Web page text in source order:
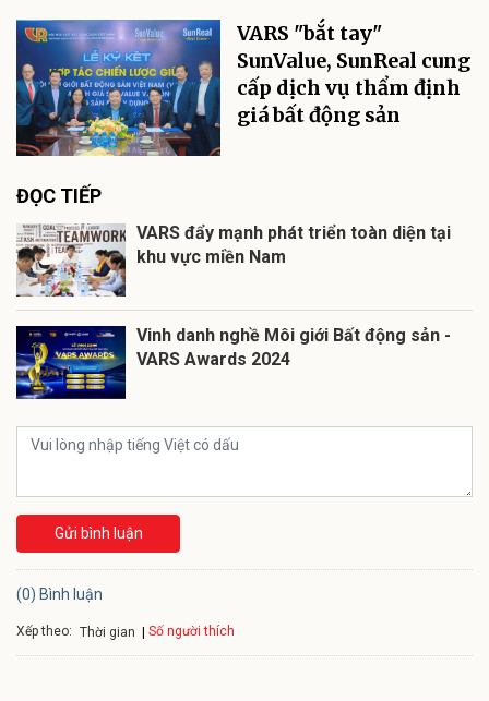
VARS "bắt tay"
SunValue, SunReal cung
cấp dịch vụ thẩm định
giá bất động sản
ĐỌC TIẾP
VARS đẩy mạnh phát triển toàn diện tại
khu vực miền Nam
Vinh danh nghề Môi giới Bất động sản -
VARS Awards 2024
Gửi bình luận
(0) Bình luận
Xếp theo: Thời gian Số người thích